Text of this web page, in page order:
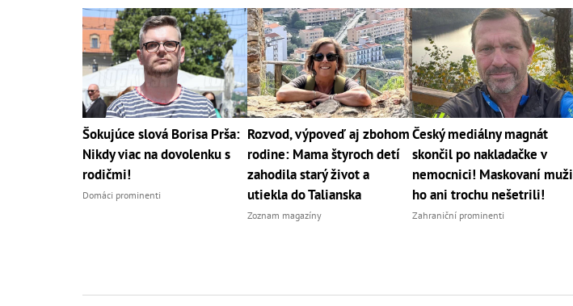
Šokujúce slová Borisa Prša:
Nikdy viac na dovolenku s
rodičmi!
Domáci prominenti
Rozvod, výpoveď aj zbohom
rodine: Mama štyroch detí
zahodila starý život a
utiekla do Talianska
Zoznam magazíny
Český mediálny magnát
skončil po nakladačke v
nemocnici! Maskovaní muži
ho ani trochu nešetrili!
Zahraniční prominenti